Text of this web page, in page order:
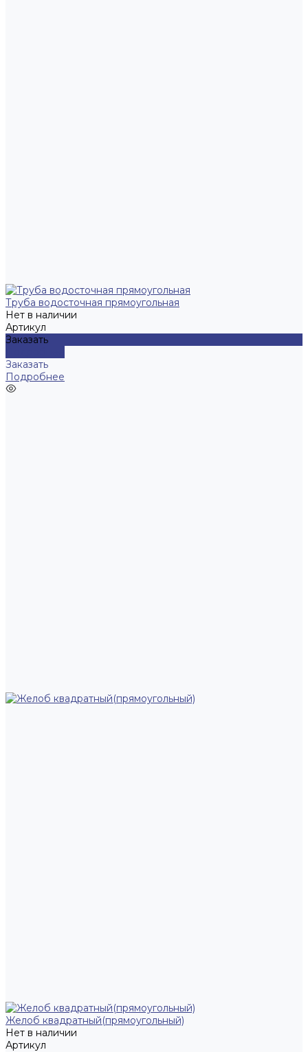
Труба водосточная прямоугольная
Нет в наличии
Артикул
Заказать
Заказать
Подробнее
Желоб квадратный(прямоугольный)
Нет в наличии
Артикул